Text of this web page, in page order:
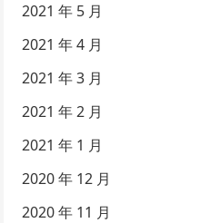
2021 年 5 月
2021 年 4 月
2021 年 3 月
2021 年 2 月
2021 年 1 月
2020 年 12 月
2020 年 11 月